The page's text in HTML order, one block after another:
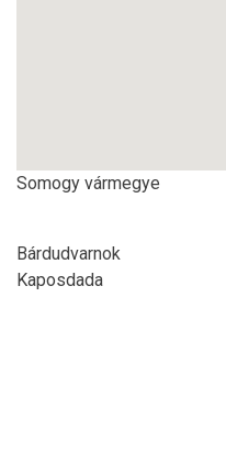
Somogy vármegye
Bárdudvarnok
Kaposdada